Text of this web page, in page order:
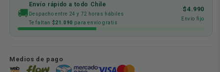
🚚
Envío rápido a todo Chile
Despacho entre 24 y 72 horas hábiles
Te faltan $21.090 para envío gratis
$4.990
Envío fijo
Medios de pago